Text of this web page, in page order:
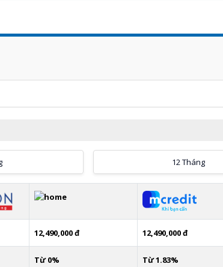
12 Tháng
12,490,000 đ 12,490,000 đ
Từ 0% Từ 1.83%